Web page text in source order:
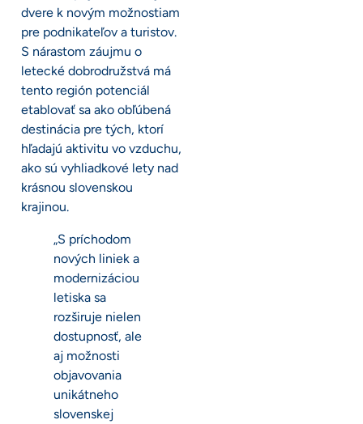
dvere k novým možnostiam
pre podnikateľov a turistov.
S nárastom záujmu o
letecké dobrodružstvá má
tento región potenciál
etablovať sa ako obľúbená
destinácia pre tých, ktorí
hľadajú aktivitu vo vzduchu,
ako sú vyhliadkové lety nad
krásnou slovenskou
krajinou.
„S príchodom
nových liniek a
modernizáciou
letiska sa
rozširuje nielen
dostupnosť, ale
aj možnosti
objavovania
unikátneho
slovenskej